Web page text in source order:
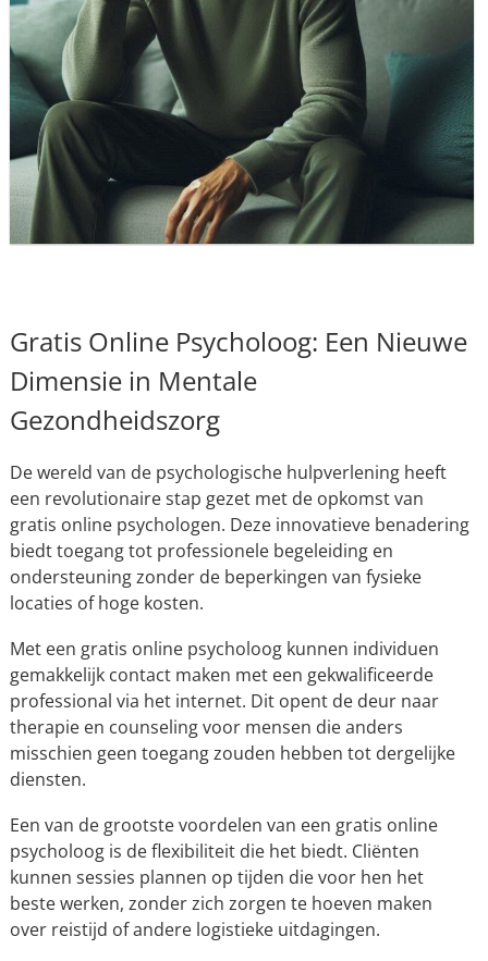
Gratis Online Psycholoog: Een Nieuwe
Dimensie in Mentale
Gezondheidszorg
De wereld van de psychologische hulpverlening heeft
een revolutionaire stap gezet met de opkomst van
gratis online psychologen. Deze innovatieve benadering
biedt toegang tot professionele begeleiding en
ondersteuning zonder de beperkingen van fysieke
locaties of hoge kosten.
Met een gratis online psycholoog kunnen individuen
gemakkelijk contact maken met een gekwalificeerde
professional via het internet. Dit opent de deur naar
therapie en counseling voor mensen die anders
misschien geen toegang zouden hebben tot dergelijke
diensten.
Een van de grootste voordelen van een gratis online
psycholoog is de flexibiliteit die het biedt. Cliënten
kunnen sessies plannen op tijden die voor hen het
beste werken, zonder zich zorgen te hoeven maken
over reistijd of andere logistieke uitdagingen.